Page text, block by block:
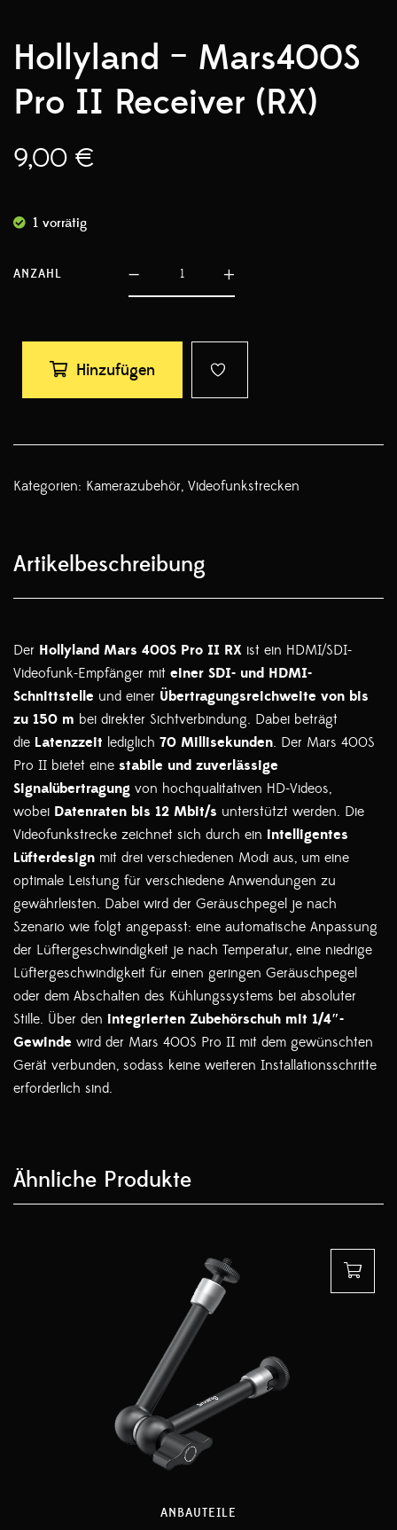
Hollyland – Mars400S
Pro II Receiver (RX)
9,00 €
1 vorrätig
ANZAHL
Hinzufügen
Kategorien: Kamerazubehör, Videofunkstrecken
Artikelbeschreibung
Der Hollyland Mars 400S Pro II RX ist ein HDMI/SDI-
Videofunk-Empfänger mit einer SDI- und HDMI-
Schnittstelle und einer Übertragungsreichweite von bis
zu 150 m bei direkter Sichtverbindung. Dabei beträgt
die Latenzzeit lediglich 70 Millisekunden. Der Mars 400S
Pro II bietet eine stabile und zuverlässige
Signalübertragung von hochqualitativen HD-Videos,
wobei Datenraten bis 12 Mbit/s unterstützt werden. Die
Videofunkstrecke zeichnet sich durch ein intelligentes
Lüfterdesign mit drei verschiedenen Modi aus, um eine
optimale Leistung für verschiedene Anwendungen zu
gewährleisten. Dabei wird der Geräuschpegel je nach
Szenario wie folgt angepasst: eine automatische Anpassung
der Lüftergeschwindigkeit je nach Temperatur, eine niedrige
Lüftergeschwindigkeit für einen geringen Geräuschpegel
oder dem Abschalten des Kühlungssystems bei absoluter
Stille. Über den integrierten Zubehörschuh mit 1/4″-
Gewinde wird der Mars 400S Pro II mit dem gewünschten
Gerät verbunden, sodass keine weiteren Installationsschritte
erforderlich sind.
Ähnliche Produkte
ANBAUTEILE